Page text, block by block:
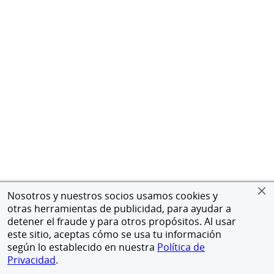
Nosotros y nuestros socios usamos cookies y
otras herramientas de publicidad, para ayudar a
detener el fraude y para otros propósitos. Al usar
este sitio, aceptas cómo se usa tu información
según lo establecido en nuestra Política de
Privacidad.